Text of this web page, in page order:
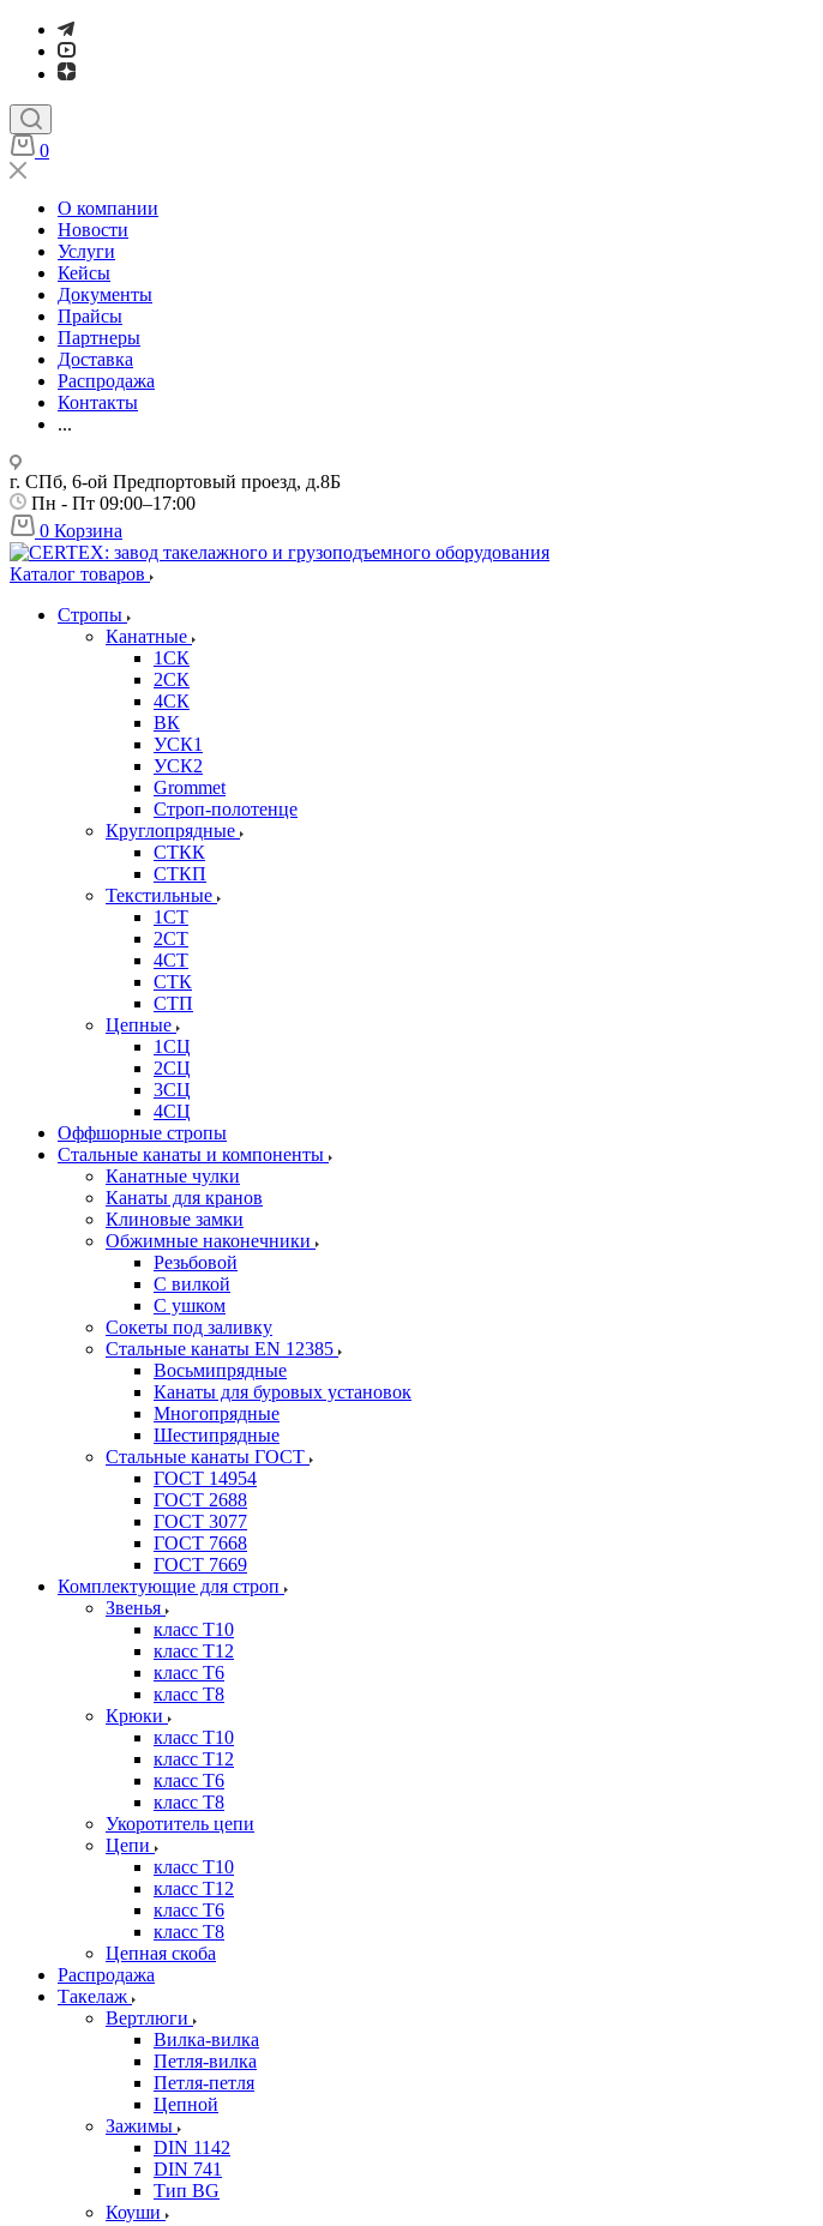
0
О компании
Новости
Услуги
Кейсы
Документы
Прайсы
Партнеры
Доставка
Распродажа
Контакты
...
г. СПб, 6-ой Предпортовый проезд, д.8Б
Пн - Пт 09:00–17:00
0 Корзина
Каталог товаров
Стропы
Канатные
1СК
2СК
4СК
ВК
УСК1
УСК2
Grommet
Строп-полотенце
Круглопрядные
СТКК
СТКП
Текстильные
1СТ
2СТ
4СТ
СТК
СТП
Цепные
1СЦ
2СЦ
3СЦ
4СЦ
Оффшорные стропы
Стальные канаты и компоненты
Канатные чулки
Канаты для кранов
Клиновые замки
Обжимные наконечники
Резьбовой
С вилкой
С ушком
Сокеты под заливку
Стальные канаты EN 12385
Восьмипрядные
Канаты для буровых установок
Многопрядные
Шестипрядные
Стальные канаты ГОСТ
ГОСТ 14954
ГОСТ 2688
ГОСТ 3077
ГОСТ 7668
ГОСТ 7669
Комплектующие для строп
Звенья
класс Т10
класс Т12
класс Т6
класс Т8
Крюки
класс Т10
класс Т12
класс Т6
класс Т8
Укоротитель цепи
Цепи
класс Т10
класс Т12
класс Т6
класс Т8
Цепная скоба
Распродажа
Такелаж
Вертлюги
Вилка-вилка
Петля-вилка
Петля-петля
Цепной
Зажимы
DIN 1142
DIN 741
Тип BG
Коуши